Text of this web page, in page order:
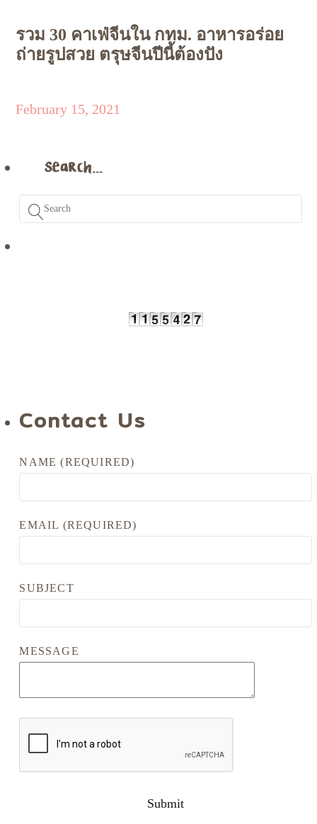
รวม 30 คาเฟ่จีนใน กทม. อาหารอร่อย
ถ่ายรูปสวย ตรุษจีนปีนี้ต้องปัง
February 15, 2021
Search…
Contact Us
NAME (REQUIRED)
EMAIL (REQUIRED)
SUBJECT
MESSAGE